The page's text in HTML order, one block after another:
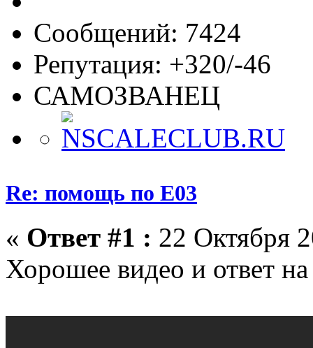
Сообщений: 7424
Репутация: +320/-46
САМОЗВАНЕЦ
Re: помощь по Е03
« Ответ #1 : 22 Октября
Хорошее видео и ответ